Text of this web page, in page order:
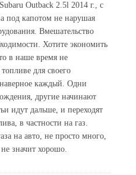
Outback 2.5l 2014 г., с
под капотом не нарушая
Вмешательство
Хотите экономить
в наше время не
для своего
наверное каждый. Одни
другие начинают
идут дальше, и переходят
в частности на газ.
на авто, не просто много,
значит хорошо.